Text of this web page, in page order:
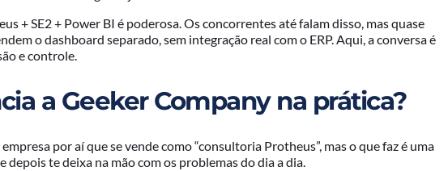
+ SE2 + Power BI é poderosa. Os concorrentes até falam disso, mas quase
o dashboard separado, sem integração real com o ERP. Aqui, a conversa é
e controle.
a Geeker Company na prática?
por aí que se vende como “consultoria Protheus”, mas o que faz é uma
depois te deixa na mão com os problemas do dia a dia.